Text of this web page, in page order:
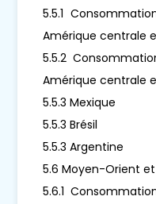
5.5.1
Amérique centrale
5.5.2
Amérique centrale
5.5.3 Mexique
5.5.3 Brésil
5.5.3 Argentine
5.6 Moyen-Orient
5.6.1